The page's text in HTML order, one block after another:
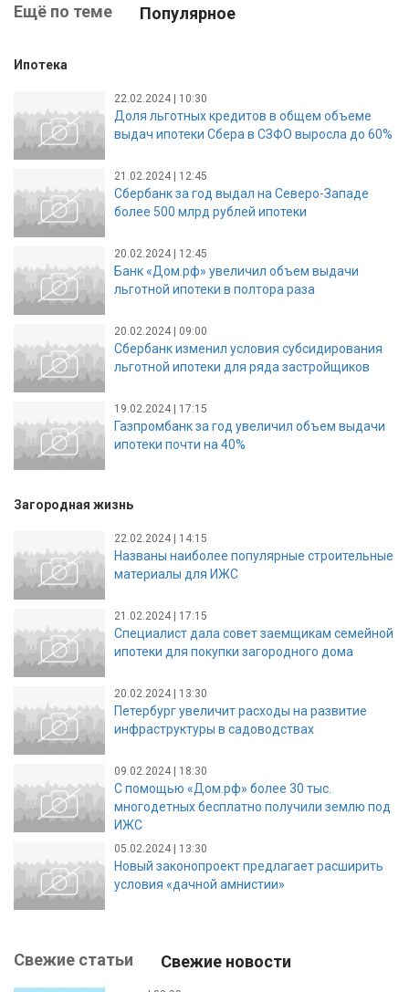
Ещё по теме Популярное
Ипотека
22.02.2024 | 10:30
Доля льготных кредитов в общем объеме
выдач ипотеки Сбера в СЗФО выросла до 60%
21.02.2024 | 12:45
Сбербанк за год выдал на Северо-Западе
более 500 млрд рублей ипотеки
20.02.2024 | 12:45
Банк «Дом.рф» увеличил объем выдачи
льготной ипотеки в полтора раза
20.02.2024 | 09:00
Сбербанк изменил условия субсидирования
льготной ипотеки для ряда застройщиков
19.02.2024 | 17:15
Газпромбанк за год увеличил объем выдачи
ипотеки почти на 40%
Загородная жизнь
22.02.2024 | 14:15
Названы наиболее популярные строительные
материалы для ИЖС
21.02.2024 | 17:15
Специалист дала совет заемщикам семейной
ипотеки для покупки загородного дома
20.02.2024 | 13:30
Петербург увеличит расходы на развитие
инфраструктуры в садоводствах
09.02.2024 | 18:30
С помощью «Дом.рф» более 30 тыс.
многодетных бесплатно получили землю под
ИЖС
05.02.2024 | 13:30
Новый законопроект предлагает расширить
условия «дачной амнистии»
Свежие статьи Свежие новости